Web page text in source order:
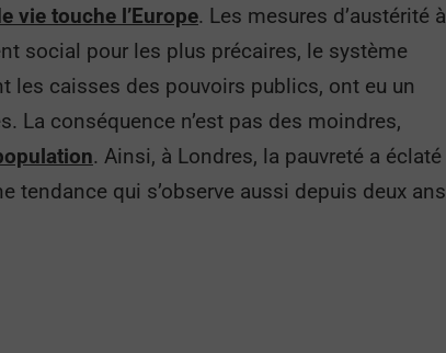
vie touche l’Europe. Les mesures d’austérité à
social pour les plus précaires, le système
les caisses des pouvoirs publics, ont eu un
La conséquence n’est pas des moindres,
. Ainsi, à Londres, la pauvreté a éclaté
tendance qui s’observe aussi depuis deux ans